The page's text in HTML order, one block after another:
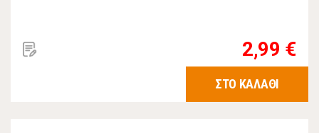
2,99 €
ΣΤΟ ΚΑΛΑΘΙ